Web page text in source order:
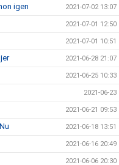
igen 2021-07-02 13:07
2021-07-01 12:50
2021-07-01 10:51
2021-06-28 21:07
2021-06-25 10:33
2021-06-23
2021-06-21 09:53
2021-06-18 13:51
2021-06-16 20:49
2021-06-06 20:30